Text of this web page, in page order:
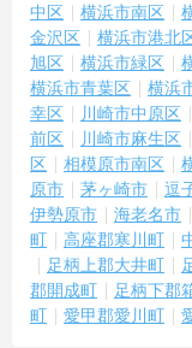
中区
横浜市南区
金沢区
横浜市港北
旭区
横浜市緑区
横浜市青葉区
横浜
幸区
川崎市中原区
前区
川崎市麻生区
区
相模原市南区
原市
茅ヶ崎市 逗
伊勢原市
海老名市
町
高座郡寒川町
足柄上郡大井町
郡開成町
足柄下郡
町
愛甲郡愛川町